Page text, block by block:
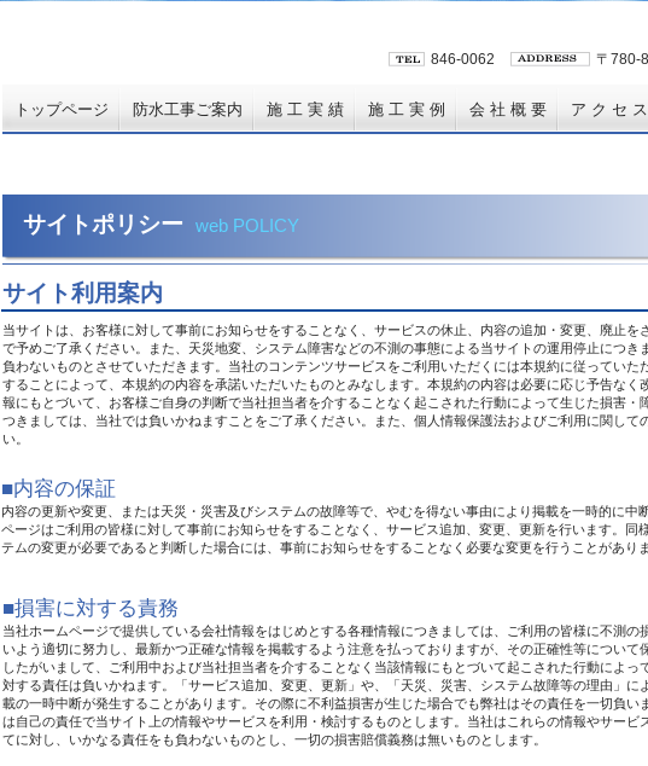
846-0062 〒780-
サイトポリシー web POLICY
サイト利用案内
当サイトは、お客様に対して事前にお知らせをすることなく、サービスの休止、内容の追加・変更、廃止を
で予めご了承ください。また、天災地変、システム障害などの不測の事態による当サイトの運用停止につき
負わないものとさせていただきます。当社のコンテンツサービスをご利用いただくには本規約に従っていた
することによって、本規約の内容を承諾いただいたものとみなします。本規約の内容は必要に応じ予告なく
報にもとづいて、お客様ご自身の判断で当社担当者を介することなく起こされた行動によって生じた損害・
つきましては、当社では負いかねますことをご了承ください。また、個人情報保護法およびご利用に関して
い。
■内容の保証
内容の更新や変更、または天災・災害及びシステムの故障等で、やむを得ない事由により掲載を一時的に中
ページはご利用の皆様に対して事前にお知らせをすることなく、サービス追加、変更、更新を行います。同
テムの変更が必要であると判断した場合には、事前にお知らせをすることなく必要な変更を行うことがありま
■損害に対する責務
当社ホームページで提供している会社情報をはじめとする各種情報につきましては、ご利用の皆様に不測の
いよう適切に努力し、最新かつ正確な情報を掲載するよう注意を払っておりますが、その正確性等について
したがいまして、ご利用中および当社担当者を介することなく当該情報にもとづいて起こされた行動によっ
対する責任は負いかねます。「サービス追加、変更、更新」や、「天災、災害、システム故障等の理由」に
載の一時中断が発生することがあります。その際に不利益損害が生じた場合でも弊社はその責任を一切負い
は自己の責任で当サイト上の情報やサービスを利用・検討するものとします。当社はこれらの情報やサービ
てに対し、いかなる責任をも負わないものとし、一切の損害賠償義務は無いものとします。
トップページ 防水工事ご案内 施 工 実 績 施 工 実 例 会 社 概 要 ア ク セ ス